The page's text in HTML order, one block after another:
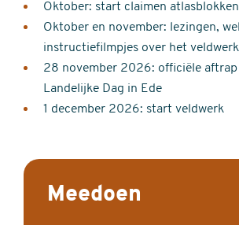
Oktober: start claimen atlasblokken
Oktober en november: lezingen,
instructiefilmpjes over het veldwerk
28 november 2026: officiële aftrap
Landelijke Dag in Ede
1 december 2026: start veldwerk
Meedoen